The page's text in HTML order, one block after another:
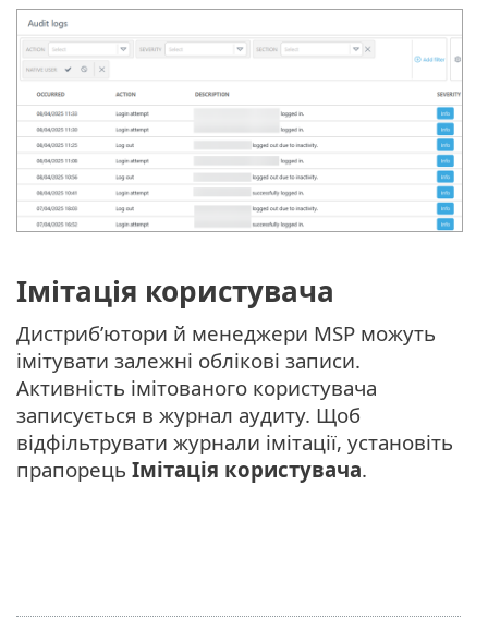
Імітація користувача
Дистриб’ютори й менеджери MSP можуть
імітувати залежні облікові записи.
Активність імітованого користувача
записується в журнал аудиту. Щоб
відфільтрувати журнали імітації, установіть
прапорець Імітація користувача.